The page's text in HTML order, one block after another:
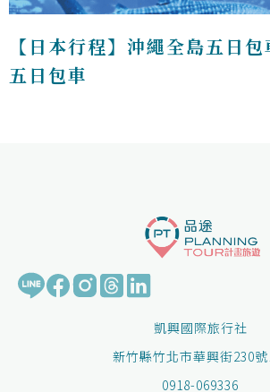
【日本行程】沖繩全島五日
五日包車
凱興國際旅行社
新竹縣竹北市華興街230
0918-069336